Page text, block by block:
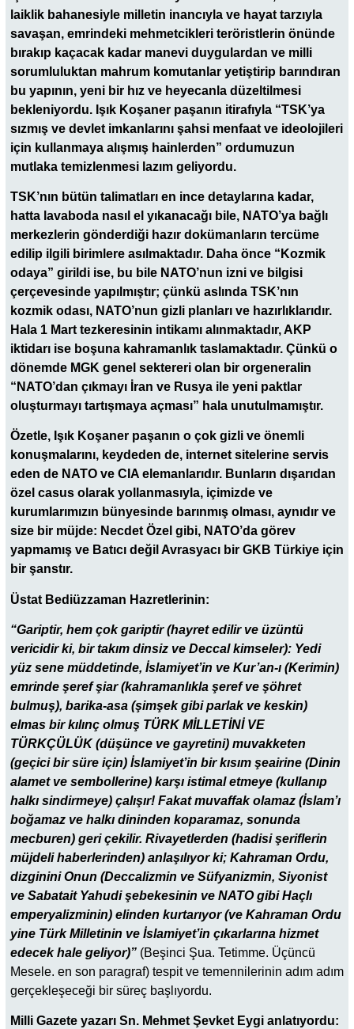
laiklik bahanesiyle milletin inancıyla ve hayat tarzıyla
savaşan, emrindeki mehmetcikleri teröristlerin önünde
bırakıp kaçacak kadar manevi duygulardan ve milli
sorumluluktan mahrum komutanlar yetiştirip barındıran
bu yapının, yeni bir hız ve heyecanla düzeltilmesi
bekleniyordu. Işık Koşaner paşanın itirafıyla “TSK’ya
sızmış ve devlet imkanlarını şahsi menfaat ve ideolojileri
için kullanmaya alışmış hainlerden” ordumuzun
mutlaka temizlenmesi lazım geliyordu.
TSK’nın bütün talimatları en ince detaylarına kadar,
hatta lavaboda nasıl el yıkanacağı bile, NATO’ya bağlı
merkezlerin gönderdiği hazır dokümanların tercüme
edilip ilgili birimlere asılmaktadır. Daha önce “Kozmik
odaya” girildi ise, bu bile NATO’nun izni ve bilgisi
çerçevesinde yapılmıştır; çünkü aslında TSK’nın
kozmik odası, NATO’nun gizli planları ve hazırlıklarıdır.
Hala 1 Mart tezkeresinin intikamı alınmaktadır, AKP
iktidarı ise boşuna kahramanlık taslamaktadır. Çünkü o
dönemde MGK genel sektereri olan bir orgeneralin
“NATO’dan çıkmayı İran ve Rusya ile yeni paktlar
oluşturmayı tartışmaya açması” hala unutulmamıştır.
Özetle, Işık Koşaner paşanın o çok gizli ve önemli
konuşmalarını, keydeden de, internet sitelerine servis
eden de NATO ve CIA elemanlarıdır. Bunların dışarıdan
özel casus olarak yollanmasıyla, içimizde ve
kurumlarımızın bünyesinde barınmış olması, aynıdır ve
size bir müjde: Necdet Özel gibi, NATO’da görev
yapmamış ve Batıcı değil Avrasyacı bir GKB Türkiye için
bir şanstır.
Üstat Bediüzzaman Hazretlerinin:
“Gariptir, hem çok gariptir (hayret edilir ve üzüntü
vericidir ki, bir takım dinsiz ve Deccal kimseler): Yedi
yüz sene müddetinde, İslamiyet’in ve Kur’an-ı (Kerimin)
emrinde şeref şiar (kahramanlıkla şeref ve şöhret
bulmuş), barika-asa (şimşek gibi parlak ve keskin)
elmas bir kılınç olmuş TÜRK MİLLETİNİ VE
TÜRKÇÜLÜK (düşünce ve gayretini) muvakketen
(geçici bir süre için) İslamiyet’in bir kısım şeairine (Dinin
alamet ve sembollerine) karşı istimal etmeye (kullanıp
halkı sindirmeye) çalışır! Fakat muvaffak olamaz (İslam’ı
boğamaz ve halkı dininden koparamaz, sonunda
mecburen) geri çekilir. Rivayetlerden (hadisi şeriflerin
müjdeli haberlerinden) anlaşılıyor ki; Kahraman Ordu,
dizginini Onun (Deccalizmin ve Süfyanizmin, Siyonist
ve Sabatait Yahudi şebekesinin ve NATO gibi Haçlı
emperyalizminin) elinden kurtarıyor (ve Kahraman Ordu
yine Türk Milletinin ve İslamiyet’in çıkarlarına hizmet
edecek hale geliyor)” (Beşinci Şua. Tetimme. Üçüncü
Mesele. en son paragraf) tespit ve temennilerinin adım adım
gerçekleşeceği bir süreç başlıyordu.
Milli Gazete yazarı Sn. Mehmet Şevket Eygi anlatıyordu: